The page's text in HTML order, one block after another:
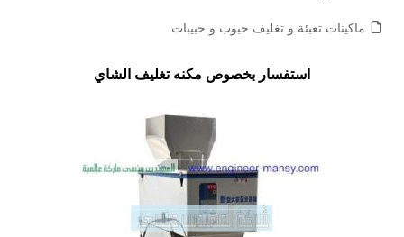
ماكينات تعبئة و تغليف حبوب و حبيبات
استفسار بخصوص مكنه تغليف الشاي